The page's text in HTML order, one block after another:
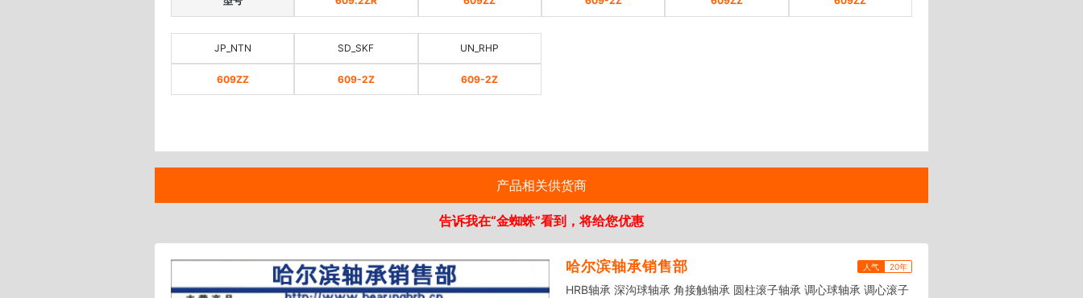
JP_NTN
609ZZ
SD_SKF
609-2Z
UN_RHP
609-2Z
产品相关供货商
告诉我在“金蜘蛛”看到，将给您优惠
哈尔滨轴承销售部 人气 20年
HRB轴承 深沟球轴承 角接触轴承 圆柱滚子轴承 调心球轴承 调心滚子